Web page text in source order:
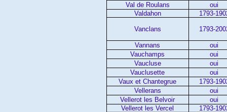
Val de Roulans
oui
Valdahon
1793-
Vanclans 1793-
Vannans
oui
Vauchamps
oui
Vaucluse
oui
Vauclusette
oui
Vaux et Chantegrue
1793-
Vellerans
oui
Vellerot les Belvoir
oui
Vellerot les Vercel
1793-